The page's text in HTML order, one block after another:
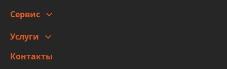
Сервис
Заправка кондиционера авто
Детейлинг
Услуги
высокого давления
Контакты